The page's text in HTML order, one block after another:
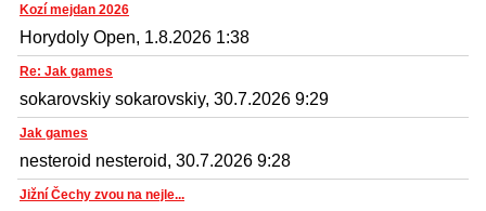
Kozí mejdan 2026
Horydoly Open, 1.8.2026 1:38
Re: Jak games
sokarovskiy sokarovskiy, 30.7.2026 9:29
Jak games
nesteroid nesteroid, 30.7.2026 9:28
Jižní Čechy zvou na nejle...